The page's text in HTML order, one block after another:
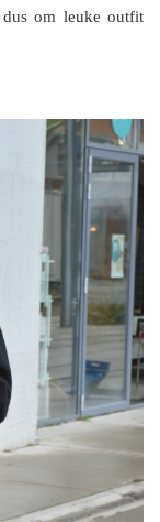
om leuke outfit